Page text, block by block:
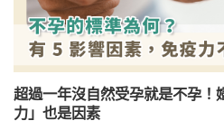
超過一年沒自然受孕就是不孕！
力」也是因素